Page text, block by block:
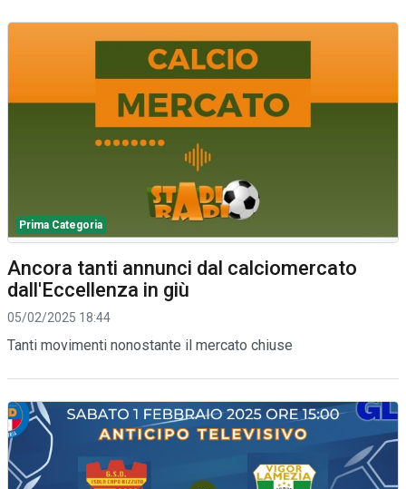
Prima Categoria
Ancora tanti annunci dal calciomercato
dall'Eccellenza in giù
05/02/2025 18:44
Tanti movimenti nonostante il mercato chiuse